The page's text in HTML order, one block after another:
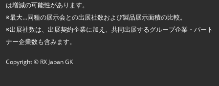
は増減の可能性があります。
※最大…同種の展示会との出展社数および製品展示面積の比較。
※出展社数は、出展契約企業に加え、共同出展するグループ企業・パート
ナー企業数も含みます。
Copyright © RX Japan GK